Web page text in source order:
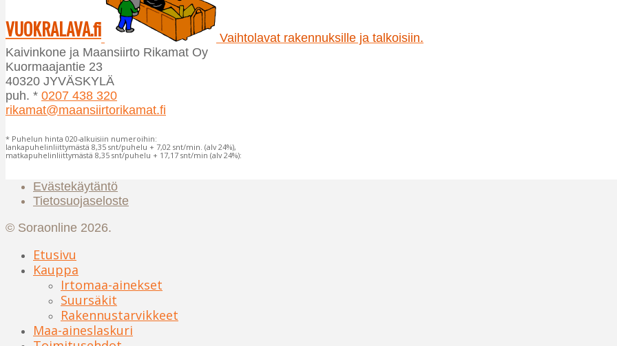
VUOKRALAVA.fi
Vaihtolavat rakennuksille ja talkoisiin.
Kaivinkone ja Maansiirto Rikamat Oy
Kuormaajantie 23
40320 JYVÄSKYLÄ
puh. * 0207 438 320
rikamat@maansiirtorikamat.fi
* Puhelun hinta 020-alkuisiin numeroihin:
lankapuhelinliittymästä 8,35 snt/puhelu + 7,02 snt/min. (alv 24%),
matkapuhelinliittymästä 8,35 snt/puhelu + 17,17 snt/min (alv 24%):
Evästekäytäntö
Tietosuojaseloste
© Soraonline 2026.
Etusivu
Kauppa
Irtomaa-ainekset
Suursäkit
Rakennustarvikkeet
Maa-aineslaskuri